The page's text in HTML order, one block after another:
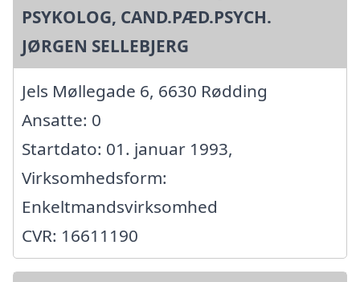
PSYKOLOG, CAND.PÆD.PSYCH.
JØRGEN SELLEBJERG
Jels Møllegade 6, 6630 Rødding
Ansatte: 0
Startdato: 01. januar 1993,
Virksomhedsform:
Enkeltmandsvirksomhed
CVR: 16611190